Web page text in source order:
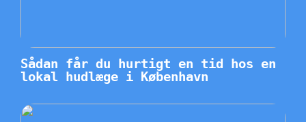
Sådan får du hurtigt en tid hos en
lokal hudlæge i København